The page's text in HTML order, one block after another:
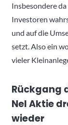
Insbesondere
Investoren
und auf die
setzt. Also ein
vieler
Rückgang
Nel Aktie
wieder